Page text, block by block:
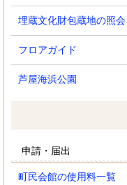
埋蔵文化財包蔵地の照
フロアガイド
芦屋海浜公園
申請・届出
町民会館の使用料一覧